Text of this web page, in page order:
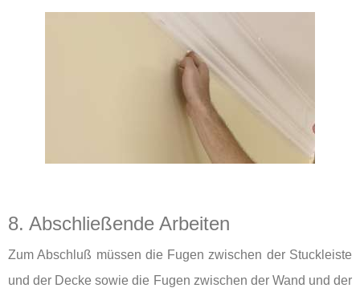
8. Abschließende Arbeiten
Zum Abschluß müssen die Fugen zwischen der Stuckleiste
und der Decke sowie die Fugen zwischen der Wand und der